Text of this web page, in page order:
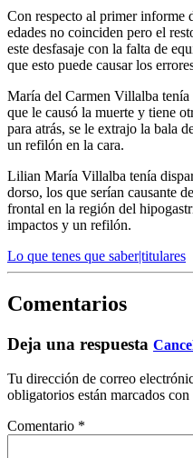
Con respecto al primer informe
edades no coinciden pero el
este desfasaje con la falta de
que esto puede causar los
María del Carmen Villalba tenía
que le causó la muerte y tiene
para atrás, se le extrajo la bala
un refilón en la cara.
Lilian María Villalba tenía
dorso, los que serían causante
frontal en la región del
impactos y un refilón.
Lo que tenes que saber|titulares
Comentarios
Deja una respuesta
Tu dirección de correo
obligatorios están marcados con
Comentario *